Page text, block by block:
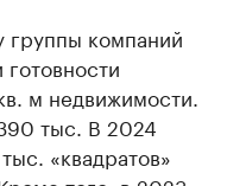
группы компаний
м недвижимости.
тыс. В 2024
«квадратов»